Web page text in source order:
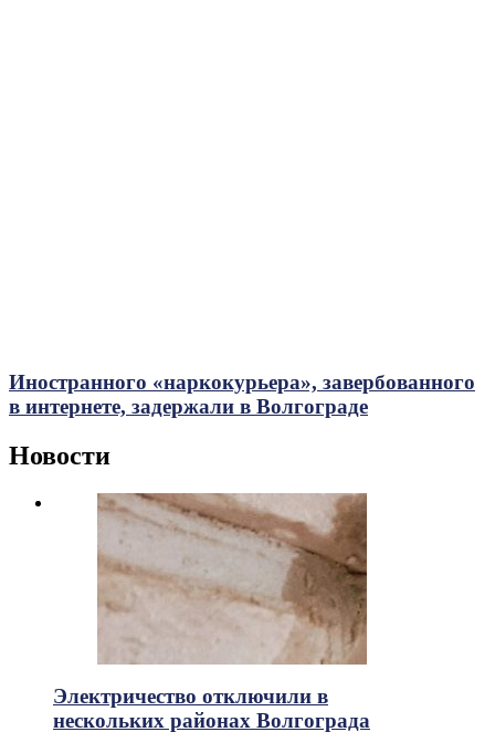
Иностранного «наркокурьера», завербованного
в интернете, задержали в Волгограде
Новости
Электричество отключили в
нескольких районах Волгограда